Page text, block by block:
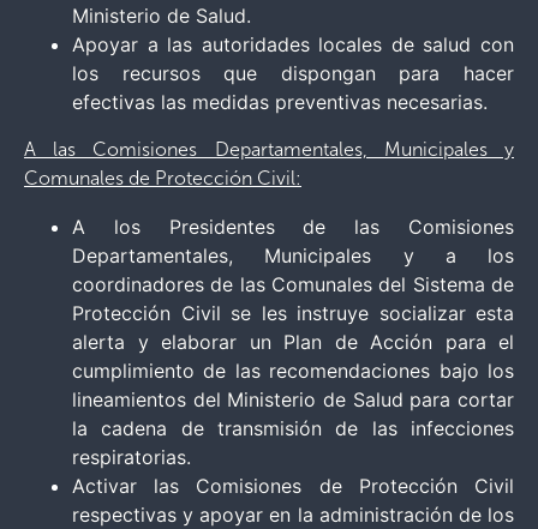
Ministerio de Salud.
Apoyar a las autoridades locales de salud con
los recursos que dispongan para hacer
efectivas las medidas preventivas necesarias.
A las Comisiones Departamentales, Municipales y
Comunales de Protección Civil:
A los Presidentes de las Comisiones
Departamentales, Municipales y a los
coordinadores de las Comunales del Sistema de
Protección Civil se les instruye socializar esta
alerta y elaborar un Plan de Acción para el
cumplimiento de las recomendaciones bajo los
lineamientos del Ministerio de Salud para cortar
la cadena de transmisión de las infecciones
respiratorias.
Activar las Comisiones de Protección Civil
respectivas y apoyar en la administración de los